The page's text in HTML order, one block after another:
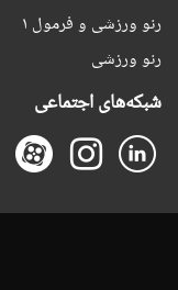
رنو ورزشی و فرمول ۱
رنو ورزشی
شبکه‌های اجتماعی